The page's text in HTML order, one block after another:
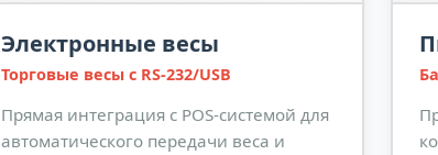
Электронные весы
Торговые весы с RS-232/USB
Прямая интеграция с POS-системой для
автоматического передачи веса и